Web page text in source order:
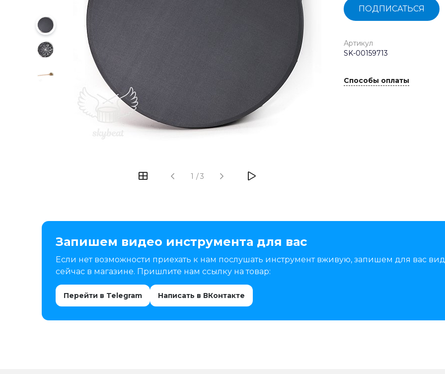
1 /3
ПОДПИСАТЬСЯ
Артикул
SK-00159713
Способы оплаты
Запишем видео инструмента для вас
Если нет возможности приехать к нам послушать инструмент вживую, запишем для вас
сейчас в магазине. Пришлите нам ссылку на товар:
Перейти в Telegram Написать в ВКонтакте